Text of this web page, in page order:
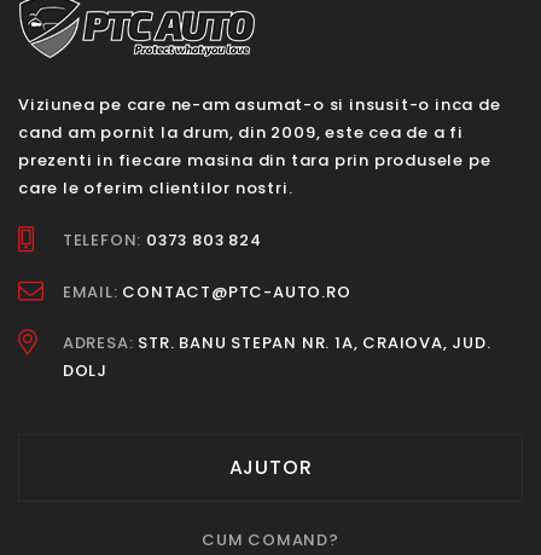
Viziunea pe care ne-am asumat-o si insusit-o inca de
cand am pornit la drum, din 2009, este cea de a fi
prezenti in fiecare masina din tara prin produsele pe
care le oferim clientilor nostri.
TELEFON: 0373 803 824
EMAIL: CONTACT@PTC-AUTO.RO
ADRESA: STR. BANU STEPAN NR. 1A, CRAIOVA, JUD.
DOLJ
AJUTOR
CUM COMAND?